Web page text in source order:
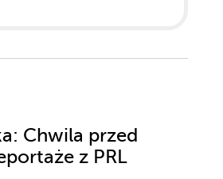
: Chwila przed
z PRL